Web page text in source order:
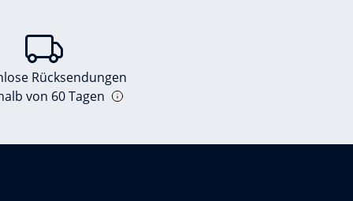
Rücksendungen
von 60 Tagen